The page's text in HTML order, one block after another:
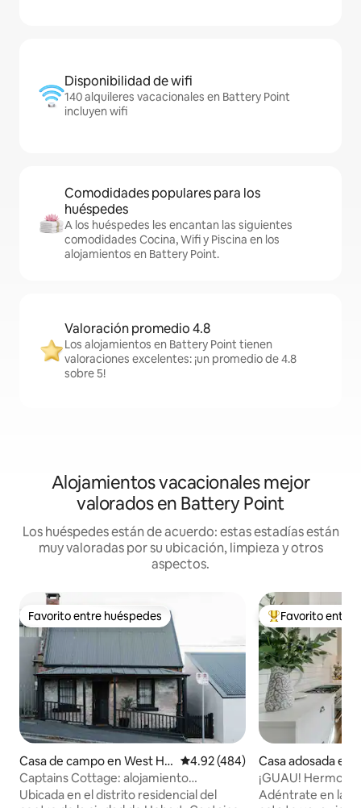
Disponibilidad de wifi
140 alquileres vacacionales en Battery Point
incluyen wifi
Comodidades populares para los
huéspedes
A los huéspedes les encantan las siguientes
comodidades Cocina, Wifi y Piscina en los
alojamientos en Battery Point.
Valoración promedio 4.8
Los alojamientos en Battery Point tienen
valoraciones excelentes: ¡un promedio de 4.8
sobre 5!
Alojamientos vacacionales mejor
valorados en Battery Point
Los huéspedes están de acuerdo: estas estadías están
muy valoradas por su ubicación, limpieza y otros
aspectos.
Favorito entre huéspedes
Favorito entre huéspedes
Casa de campo en West Ho
bart
Calificación promedio: 4.92 de
4.92 (484)
Captains Cottage: alojamiento
emblemático en Hobart
Ubicada en el distrito residencial del
Favorito entre
Favorito entre
Casa adosada en
¡GUAU!
estacionamiento
Adéntrate en la